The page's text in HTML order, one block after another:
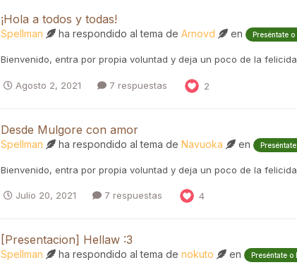
¡Hola a todos y todas!
Spellman ha respondido al tema de Arnovd en Preséntate
Bienvenido, entra por propia voluntad y deja un poco de la
Agosto 2, 2021 7 respuestas 2
Desde Mulgore con amor
Spellman ha respondido al tema de Navuoka en
Bienvenido, entra por propia voluntad y deja un poco de la
Julio 20, 2021 7 respuestas 4
[Presentacion] Hellaw :3
Spellman ha respondido al tema de nokuto en Preséntate o